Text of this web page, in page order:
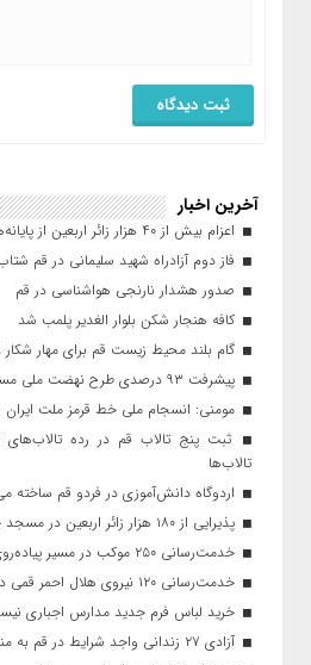
آخرین اخبار
اعزام بیش از ۴۰ هزار زائر اربعین از پایانه‌های قم به مرزها
فاز دوم آزادراه شهید سلیمانی در قم
صدور هشدار نارنجی هواشناسی در قم
کافه هنجار شکن بلوار الغدیر پلمب شد
گام بلند محیط زیست قم برای مهار شکار
پیشرفت ۹۳ درصدی طرح نهضت ملی مسکن در قم
مومنی: انسجام ملی خط قرمز ملت
ثبت پنج تالاب قم در رده
تالاب‌ها
اردوگاه دانش‌آموزی در فردو قم ساخته
پذیرایی از ۱۸۰ هزار زائر اربعین در مسجد جمکران
خدمت‌رسانی ۲۵۰ موکب در مسیر پیاده‌روی اربعین در قم
خدمت‌رسانی ۱۲۰ نیروی هلال احمر قمی در اربعین
خرید لباس فرم جدید مدارس اجباری
آزادی ۲۷ زندانی واجد شرایط در قم به مناسبت اربعین